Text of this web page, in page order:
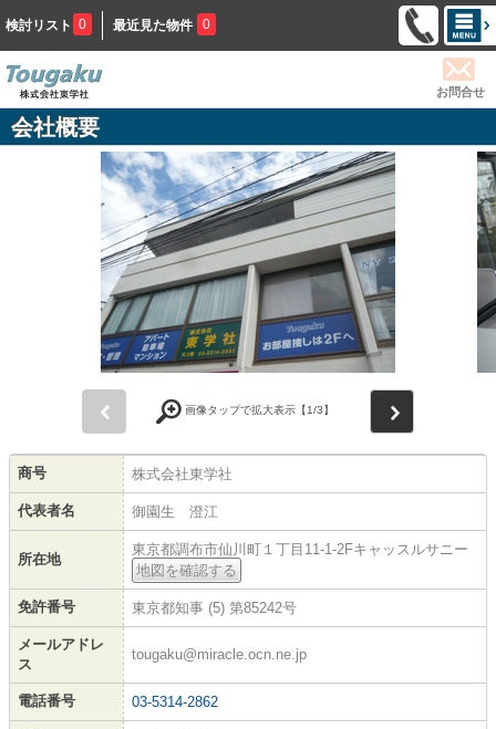
検討リスト 0 最近見た物件 0
お問合せ
会社概要
画像タップで拡大表示【1/3】
商号 株式会社東学社
代表者名 御園生 澄江
所在地
東京都調布市仙川町１丁目11-1-2Fキャッスルサニー
地図を確認する
免許番号 東京都知事 (5) 第85242号
メールアドレ
ス
tougaku@miracle.ocn.ne.jp
電話番号 03-5314-2862